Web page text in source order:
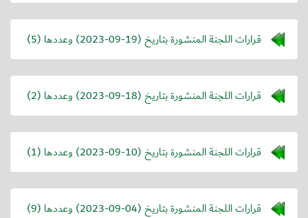
قرارات اللجنة المنشورة بتاريخ (2023-09-19) وعددها (5)
قرارات اللجنة المنشورة بتاريخ (2023-09-18) وعددها (2)
قرارات اللجنة المنشورة بتاريخ (2023-09-10) وعددها (1)
قرارات اللجنة المنشورة بتاريخ (2023-09-04) وعددها (9)